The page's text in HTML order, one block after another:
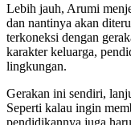
Lebih jauh, Arumi
dan nantinya akan
terkoneksi dengan
karakter keluarga,
lingkungan.
Gerakan ini sendiri,
Seperti kalau ingin
pendidikannya juga